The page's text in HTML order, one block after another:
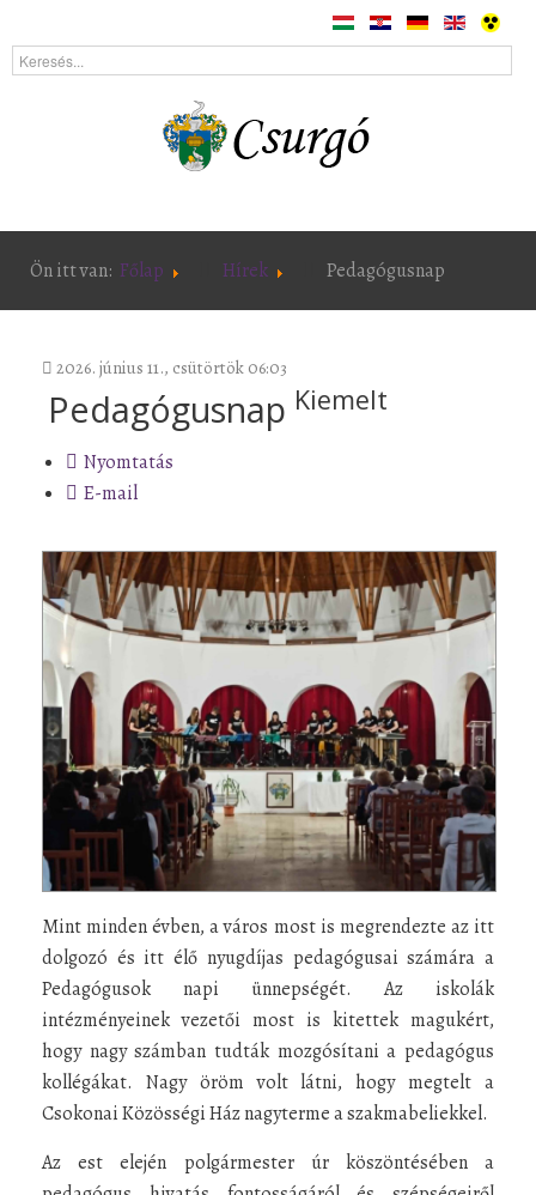
Ön itt van: Főlap Hírek Pedagógusnap
2026. június 11., csütörtök 06:03
Pedagógusnap Kiemelt
Nyomtatás
E-mail
Mint minden évben, a város most is megrendezte az itt
dolgozó és itt élő nyugdíjas pedagógusai számára a
Pedagógusok napi ünnepségét. Az iskolák
intézményeinek vezetői most is kitettek magukért,
hogy nagy számban tudták mozgósítani a pedagógus
kollégákat. Nagy öröm volt látni, hogy megtelt a
Csokonai Közösségi Ház nagyterme a szakmabeliekkel.
Az est elején polgármester úr köszöntésében a